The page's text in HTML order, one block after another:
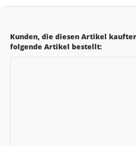
Kunden, die diesen Artikel
folgende Artikel bestellt: